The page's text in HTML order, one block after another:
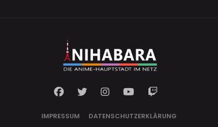
IMPRESSUM DATENSCHUTZERKLÄRUNG